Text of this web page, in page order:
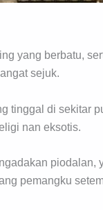
yang berbatu,
sejuk.
tinggal di sekitar
nan eksotis.
piodalan,
pemangku